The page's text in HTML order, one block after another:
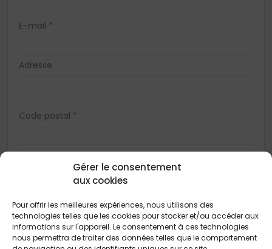
Gérer le consentement
aux cookies
Pour offrir les meilleures expériences, nous utilisons des
technologies telles que les cookies pour stocker et/ou accéder aux
informations sur l'appareil. Le consentement à ces technologies
nous permettra de traiter des données telles que le comportement
E-mail *
Adresse
Code postal *
Ville*
Vous acceptez de recevoir des offres concernant des biens
similaires de la part de Construction Horizontale
Vous acceptez de recevoir des offres concernant des biens
similaires de la part de nos partenaires